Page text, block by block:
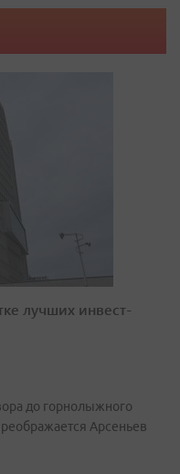
лучших инвест-
до горнолыжного
Арсеньев